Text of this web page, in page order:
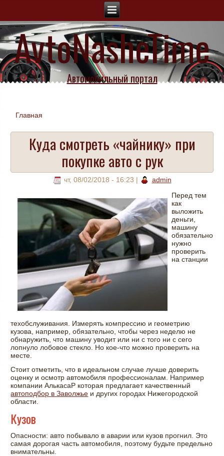
AvtoNasheTime
Автомобильный портал
Вы здесь
Главная
Куда смотреть «чайнику» при
покупке авто с рук
чт, 08/02/2018 - 16:23 |
admin
Перед тем
как
выложить
деньги,
машину
обязательно
нужно
проверить
на станции
техобслуживания. Измерять компрессию и геометрию
кузова, например, обязательно, чтобы через неделю не
обнаружить, что машину уводит или ни с того ни с сего
лопнуло лобовое стекло. Но кое-что можно проверить на
месте.
Стоит отметить, что в идеальном случае лучше доверить
оценку и осмотр автомобиля профессионалам. Например
компании АлькасаР которая предлагает качественный
автоподбор в Заволжье и других городах Нижегородской
области.
Кузов
Опасности: авто побывало в аварии или кузов прогнил. Это
самая дорогая часть автомобиля, поэтому будьте предельно
внимательны.